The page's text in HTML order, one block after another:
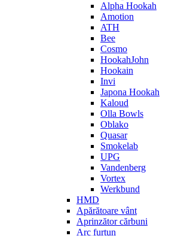
Alpha Hookah
Amotion
ATH
Bee
Cosmo
HookahJohn
Hookain
Invi
Japona Hookah
Kaloud
Olla Bowls
Oblako
Quasar
Smokelab
UPG
Vandenberg
Vortex
Werkbund
HMD
Apărătoare vânt
Aprinzător cărbuni
Arc furtun